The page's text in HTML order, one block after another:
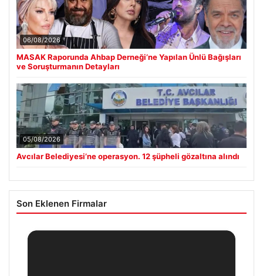
06/08/2026
MASAK Raporunda Ahbap Derneği’ne Yapılan Ünlü Bağışları
ve Soruşturmanın Detayları
05/08/2026
Avcılar Belediyesi’ne operasyon. 12 şüpheli gözaltına alındı
Son Eklenen Firmalar